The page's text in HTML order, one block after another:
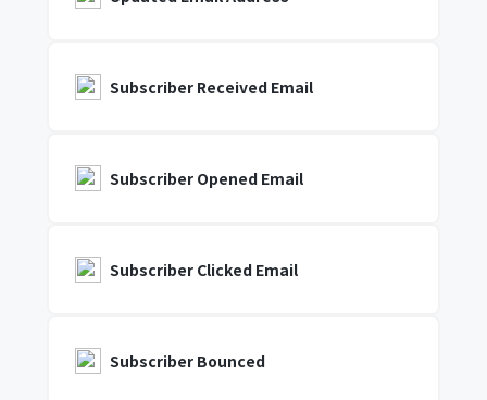
Subscriber Received Email
Subscriber Opened Email
Subscriber Clicked Email
Subscriber Bounced